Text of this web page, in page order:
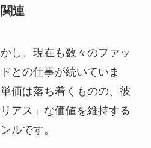
連
し、現在も数々のファッ
との仕事が続いていま
価は落ち着くものの、彼
アス」な価値を維持する
ルです。